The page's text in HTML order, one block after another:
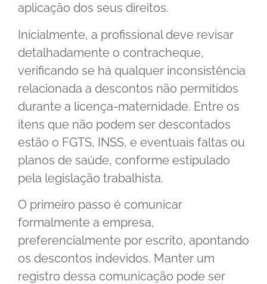
aplicação dos seus direitos.
Inicialmente, a profissional deve revisar
detalhadamente o contracheque,
verificando se há qualquer inconsistência
relacionada a descontos não permitidos
durante a licença-maternidade. Entre os
itens que não podem ser descontados
estão o FGTS, INSS, e eventuais faltas ou
planos de saúde, conforme estipulado
pela legislação trabalhista.
O primeiro passo é comunicar
formalmente a empresa,
preferencialmente por escrito, apontando
os descontos indevidos. Manter um
registro dessa comunicação pode ser